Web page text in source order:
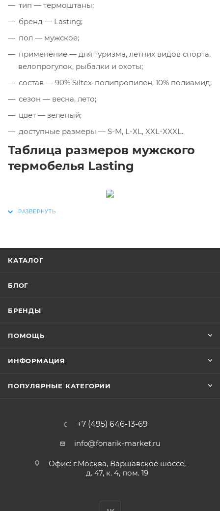
тип — термоштаны;
бренд — Lasting;
пол — мужское;
применение — для туризма, летних видов спорта,
велопрогулок, рыбалки и охоты;
состав — 90% Siltex-полипропилен, 10% полиамид;
сезон — весна, лето;
цвет — зеленый;
доступные размеры — S-M, L-XL, XXL-XXXL.
Таблица размеров мужского
термобелья Lasting
КАТАЛОГ
БЛОГ
БРЕНДЫ
ПОМОЩЬ
ИНФОРМАЦИЯ
ПОПУЛЯРНЫЕ КАТЕГОРИИ
+7 (495) 646-13-69
info@fonarik-market.ru
Офис: г.Москва, Варшавское шоссе,
д. 47, к. 4, пом. 19